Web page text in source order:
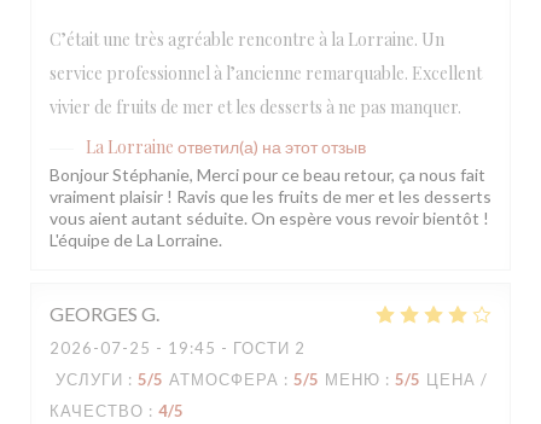
C’était une très agréable rencontre à la Lorraine. Un
service professionnel à l’ancienne remarquable. Excellent
vivier de fruits de mer et les desserts à ne pas manquer.
La Lorraine ответил(а) на этот отзыв
Bonjour Stéphanie, Merci pour ce beau retour, ça nous fait
vraiment plaisir ! Ravis que les fruits de mer et les desserts
vous aient autant séduite. On espère vous revoir bientôt !
L'équipe de La Lorraine.
GEORGES G
2026-07-25 - 19:45 - ГОСТИ 2
УСЛУГИ : 5/5 АТМОСФЕРА : 5/5 МЕНЮ : 5/5 ЦЕНА /
КАЧЕСТВО : 4/5